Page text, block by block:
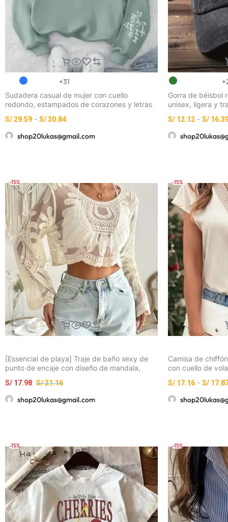
+31
Sudadera casual de mujer con cuello
redondo, estampados de corazones y letras
S/ 29.59 - S/30.84
shop20lukas@gmail.com
Gorra de béisbol
unisex, ligera y
vintage lavado
ajuste ceñido sin
estilo urbano
S/ 12.12 - S/
-15%
[Essencial de playa] Traje de baño sexy de
punto de encaje con diseño de mandala,
rasgados para mujer, perfecto para
vacaciones y ropa casual, ropa de playa
casual | Detalles de encaje | Tela elástica
S/21.16
S/ 17.98
shop20lukas@gmail.com
-15%
Camisa de
con cuello de
S/ 17.16 - S/
-15% -15%